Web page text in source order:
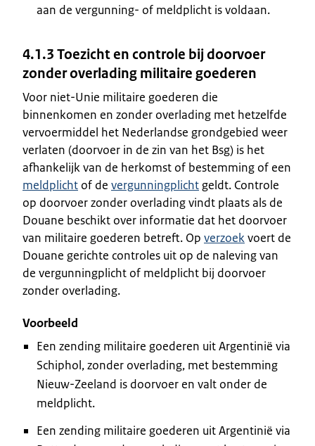
aan de vergunning- of meldplicht is voldaan.
4.1.3 Toezicht en controle bij doorvoer
zonder overlading militaire goederen
Voor niet-Unie militaire goederen die
binnenkomen en zonder overlading met hetzelfde
vervoermiddel het Nederlandse grondgebied weer
verlaten (doorvoer in de zin van het Bsg) is het
afhankelijk van de herkomst of bestemming of een
meldplicht of de vergunningplicht geldt. Controle
op doorvoer zonder overlading vindt plaats als de
Douane beschikt over informatie dat het doorvoer
van militaire goederen betreft. Op verzoekvoert de
Douane gerichte controles uit op de naleving van
de vergunningplicht of meldplicht bij doorvoer
zonder overlading.
Voorbeeld
Een zending militaire goederen uit Argentinië via
Schiphol, zonder overlading, met bestemming
Nieuw-Zeeland is doorvoer en valt onder de
meldplicht.
Een zending militaire goederen uit Argentinië via